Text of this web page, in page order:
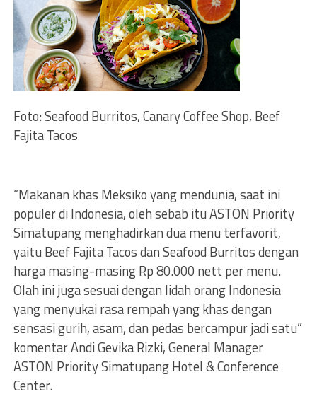
Foto: Seafood Burritos, Canary Coffee Shop, Beef
Fajita Tacos
“Makanan khas Meksiko yang mendunia, saat ini
populer di Indonesia, oleh sebab itu ASTON Priority
Simatupang menghadirkan dua menu terfavorit,
yaitu Beef Fajita Tacos dan Seafood Burritos dengan
harga masing-masing Rp 80.000 nett per menu.
Olah ini juga sesuai dengan lidah orang Indonesia
yang menyukai rasa rempah yang khas dengan
sensasi gurih, asam, dan pedas bercampur jadi satu”
komentar Andi Gevika Rizki, General Manager
ASTON Priority Simatupang Hotel & Conference
Center.